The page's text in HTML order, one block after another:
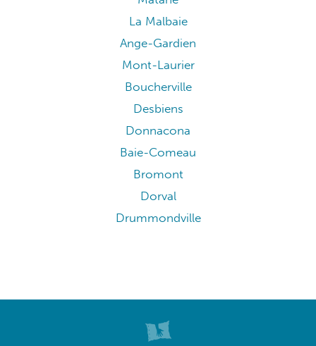
La Malbaie
Ange-Gardien
Mont-Laurier
Boucherville
Desbiens
Donnacona
Baie-Comeau
Bromont
Dorval
Drummondville